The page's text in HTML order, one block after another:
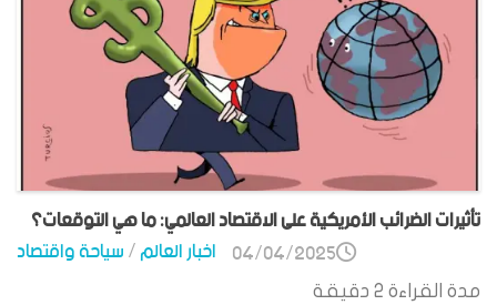
تأثيرات الضرائب الأمريكية على الاقتصاد العالمي: ما هي التوقعات؟
اخبار العالم/سياحة واقتصاد 04/04/2025
مدة القراءة 2 دقيقة